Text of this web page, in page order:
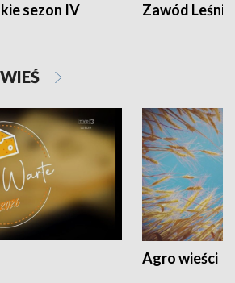
sezon IV Zawód Leśnik
Agro wieści